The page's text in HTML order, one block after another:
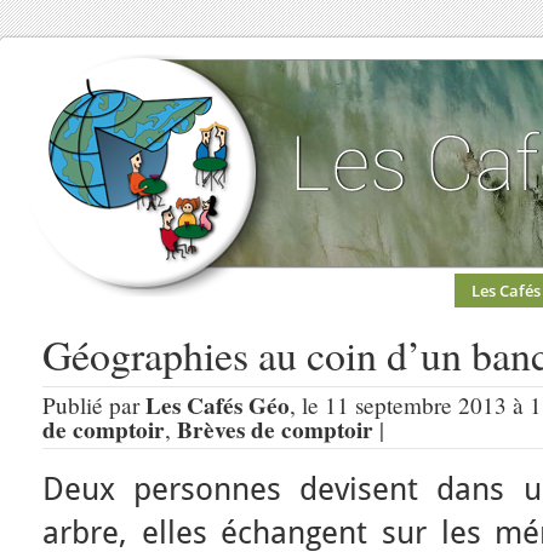
Les Cafés
Géographies au coin d’un
Publié parLes Cafés Géo, le 11 septembre 2013 à
de comptoir, Brèves de comptoir|
Deux personnes devisent dans
arbre, elles échangent sur les